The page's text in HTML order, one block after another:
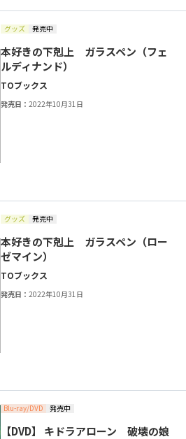
グッズ 発売中
本好きの下剋上 ガラスペン（フェ
ルディナンド）
TOブックス
発売日：2022年10月31日
グッズ 発売中
本好きの下剋上 ガラスペン（ロー
ゼマイン）
TOブックス
発売日：2022年10月31日
Blu-ray/DVD 発売中
【DVD】 キドラアローン 破壊の娘